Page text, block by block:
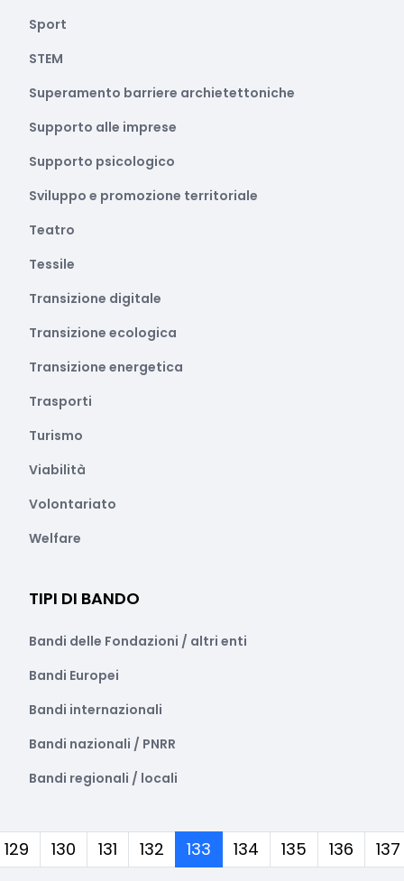
Sport
STEM
Superamento barriere archietettoniche
Supporto alle imprese
Supporto psicologico
Sviluppo e promozione territoriale
Teatro
Tessile
Transizione digitale
Transizione ecologica
Transizione energetica
Trasporti
Turismo
Viabilità
Volontariato
Welfare
TIPI DI BANDO
Bandi delle Fondazioni / altri enti
Bandi Europei
Bandi internazionali
Bandi nazionali / PNRR
Bandi regionali / locali
129 130 131 132 133(corrente)
134 135 136 137